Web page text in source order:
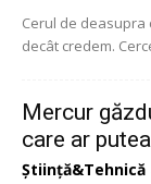
Cerul de
decât credem.
Mercur
care ar
Știință&Tehnică